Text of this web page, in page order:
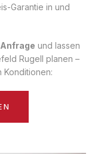
Garantie in und
und lassen
Rugell planen –